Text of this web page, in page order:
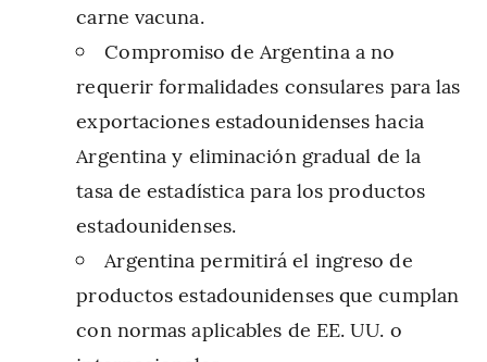
carne vacuna.
Compromiso de Argentina a no
requerir formalidades consulares para las
exportaciones estadounidenses hacia
Argentina y eliminación gradual de la
tasa de estadística para los productos
estadounidenses.
Argentina permitirá el ingreso de
productos estadounidenses que cumplan
con normas aplicables de EE. UU. o